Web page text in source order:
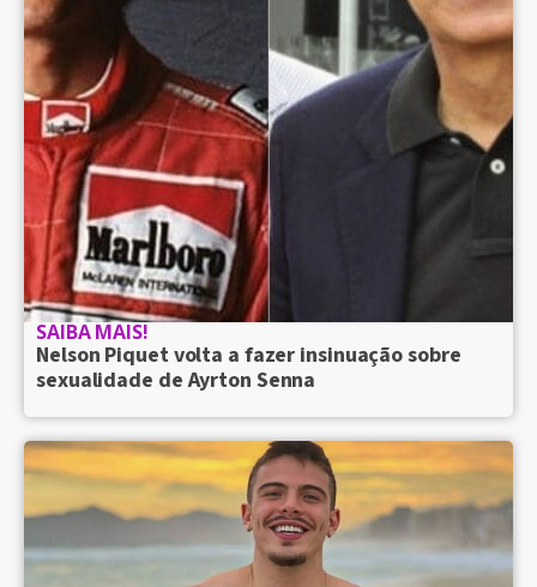
SAIBA MAIS!
Nelson Piquet volta a fazer insinuação sobre
sexualidade de Ayrton Senna